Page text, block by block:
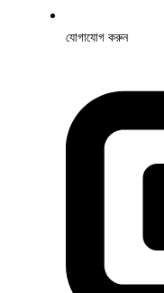
যোগাযোগ করুন